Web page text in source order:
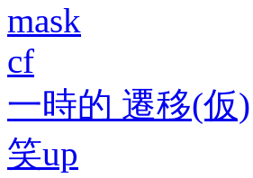
mask
cf
一時的 遷移(仮)
笑up